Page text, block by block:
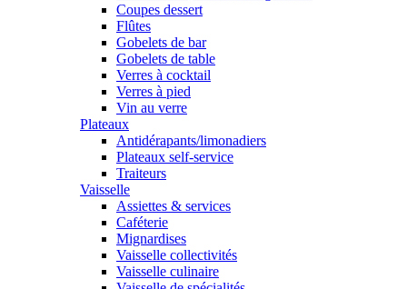
Coupes dessert
Flûtes
Gobelets de bar
Gobelets de table
Verres à cocktail
Verres à pied
Vin au verre
Plateaux
Antidérapants/limonadiers
Plateaux self-service
Traiteurs
Vaisselle
Assiettes & services
Caféterie
Mignardises
Vaisselle collectivités
Vaisselle culinaire